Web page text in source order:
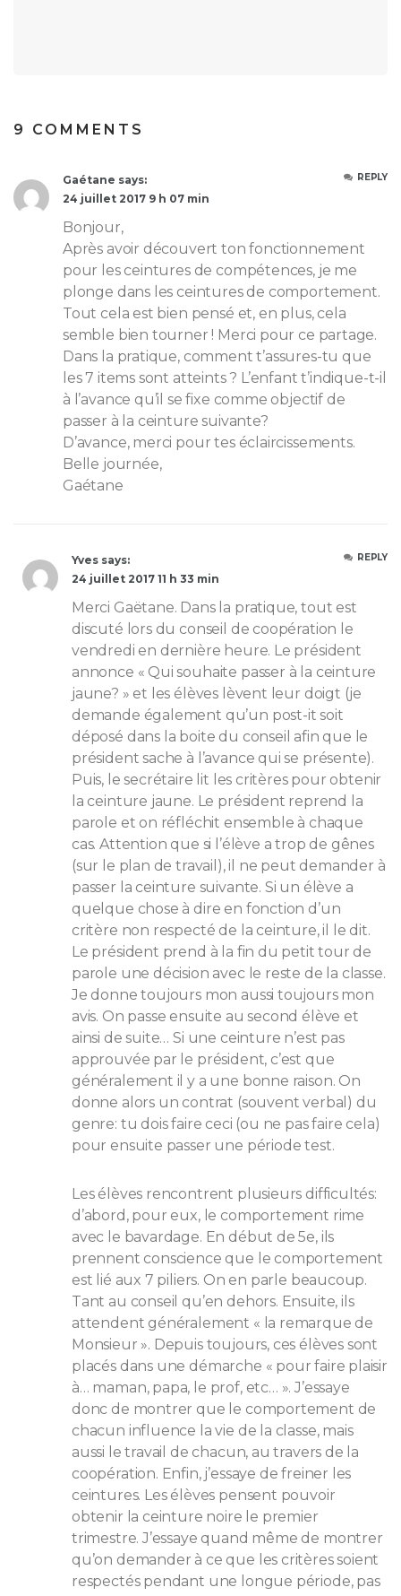
9 COMMENTS
Gaétane says:
24 juillet 2017 9 h 07 min
REPLY
Bonjour,
Après avoir découvert ton fonctionnement
pour les ceintures de compétences, je me
plonge dans les ceintures de comportement.
Tout cela est bien pensé et, en plus, cela
semble bien tourner ! Merci pour ce partage.
Dans la pratique, comment t’assures-tu que
les 7 items sont atteints ? L’enfant t’indique-t-il
à l’avance qu’il se fixe comme objectif de
passer à la ceinture suivante?
D’avance, merci pour tes éclaircissements.
Belle journée,
Gaétane
Yves says:
24 juillet 2017 11 h 33 min
REPLY
Merci Gaëtane. Dans la pratique, tout est
discuté lors du conseil de coopération le
vendredi en dernière heure. Le président
annonce « Qui souhaite passer à la ceinture
jaune? » et les élèves lèvent leur doigt (je
demande également qu’un post-it soit
déposé dans la boite du conseil afin que le
président sache à l’avance qui se présente).
Puis, le secrétaire lit les critères pour obtenir
la ceinture jaune. Le président reprend la
parole et on réfléchit ensemble à chaque
cas. Attention que si l’élève a trop de gênes
(sur le plan de travail), il ne peut demander à
passer la ceinture suivante. Si un élève a
quelque chose à dire en fonction d’un
critère non respecté de la ceinture, il le dit.
Le président prend à la fin du petit tour de
parole une décision avec le reste de la classe.
Je donne toujours mon aussi toujours mon
avis. On passe ensuite au second élève et
ainsi de suite… Si une ceinture n’est pas
approuvée par le président, c’est que
généralement il y a une bonne raison. On
donne alors un contrat (souvent verbal) du
genre: tu dois faire ceci (ou ne pas faire cela)
pour ensuite passer une période test.
Les élèves rencontrent plusieurs difficultés:
d’abord, pour eux, le comportement rime
avec le bavardage. En début de 5e, ils
prennent conscience que le comportement
est lié aux 7 piliers. On en parle beaucoup.
Tant au conseil qu’en dehors. Ensuite, ils
attendent généralement « la remarque de
Monsieur ». Depuis toujours, ces élèves sont
placés dans une démarche « pour faire plaisir
à… maman, papa, le prof, etc… ». J’essaye
donc de montrer que le comportement de
chacun influence la vie de la classe, mais
aussi le travail de chacun, au travers de la
coopération. Enfin, j’essaye de freiner les
ceintures. Les élèves pensent pouvoir
obtenir la ceinture noire le premier
trimestre. J’essaye quand même de montrer
qu’on demander à ce que les critères soient
respectés pendant une longue période, pas